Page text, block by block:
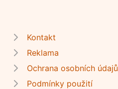
Kontakt
Reklama
Ochrana osobních údajů
Podmínky použití